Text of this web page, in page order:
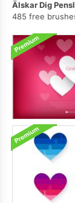
Älskar Dig
485 free